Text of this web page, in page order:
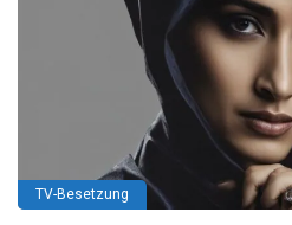
TV-Besetzung